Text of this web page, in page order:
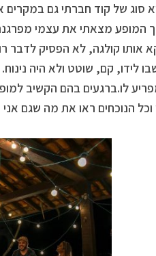
סוג של קוד חברתי גם
המופע מצאתי את עצמי
אותו קולגה, לא הפסיק
לידו, קם, שוטט ולא היה
לו.ברגעים בהם הקשיב
הנוכחים ראו את מה שגם אני